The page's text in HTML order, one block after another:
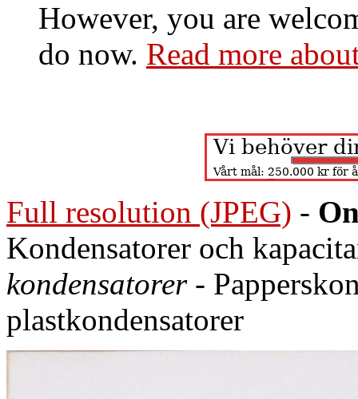
However, you are
do now. Read more
Full resolution (JPEG) -
Kondensatorer och
kondensatorer-
plastkondensatorer